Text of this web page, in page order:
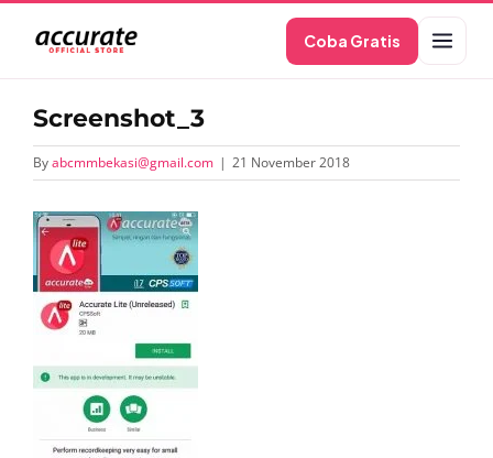
content
Coba Gratis
Screenshot_3
Byabcmmbekasi@gmail.com | 21 November 2018